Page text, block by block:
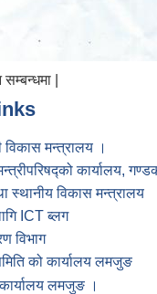
|
विकास मन्त्रालय ।
कार्यालय,
स्थानीय विकास मन्त्रालय
ICT ब्लग
विभाग
को कार्यालय लमजुङ
लमजुङ ।